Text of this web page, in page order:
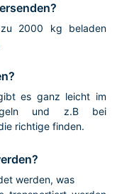
2000 kg beladen
es ganz leicht im
und z.B bei
richtige finden.
werden, was